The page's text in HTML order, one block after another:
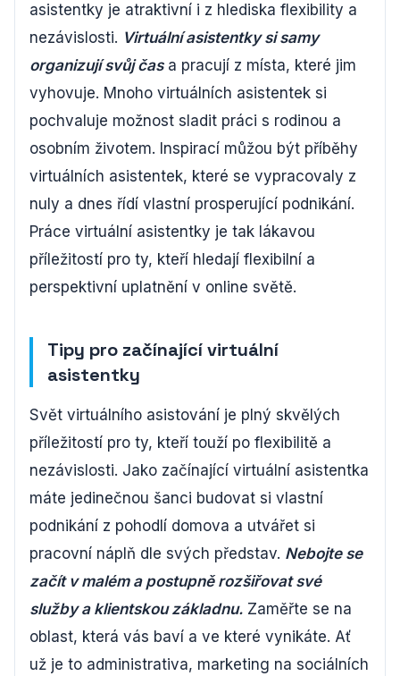
asistentky je atraktivní i z hlediska flexibility a
nezávislosti. Virtuální asistentky si samy
organizují svůj časa pracují z místa, které jim
vyhovuje. Mnoho virtuálních asistentek si
pochvaluje možnost sladit práci s rodinou a
osobním životem. Inspirací můžou být příběhy
virtuálních asistentek, které se vypracovaly z
nuly a dnes řídí vlastní prosperující podnikání.
Práce virtuální asistentky je tak lákavou
příležitostí pro ty, kteří hledají flexibilní a
perspektivní uplatnění v online světě.
Tipy pro začínající virtuální
asistentky
Svět virtuálního asistování je plný skvělých
příležitostí pro ty, kteří touží po flexibilitě a
nezávislosti. Jako začínající virtuální asistentka
máte jedinečnou šanci budovat si vlastní
podnikání z pohodlí domova a utvářet si
pracovní náplň dle svých představ. Nebojte se
začít v malém a postupně rozšiřovat své
služby a klientskou základnu. Zaměřte se na
oblast, která vás baví a ve které vynikáte. Ať
už je to administrativa, marketing na sociálních